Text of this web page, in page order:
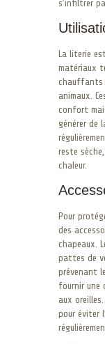
s’infiltrer
La literie
matériaux
chauffants
animaux.
confort
générer de
reste
chaleur.
Pour
des
chapeaux.
pattes de
prévenant
fournir une
aux
pour éviter